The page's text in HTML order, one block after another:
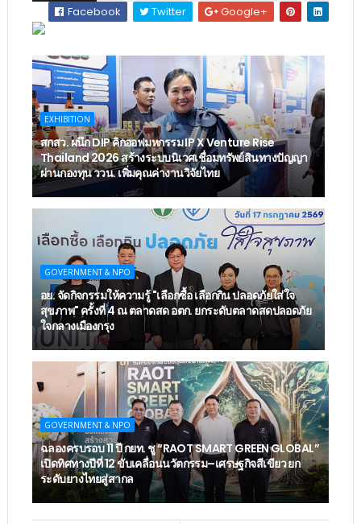
Facebook
Twitter Google+
EXHIBITION
สกสว. ผนึก DIP คิกออฟมหกรรม IP X Venture Rise
Thailand 2026 สร้างระบบนิเวศเชื่อมทรัพย์สินทางปัญญา
ผ่านกองทุน ววน. เพิ่มคุณค่างานวิจัยไทย
GOVERNMENT & NPO
อย. จัดกิจกรรมให้ความรู้ "เลือกซื้อ เลือกกิน ปลอดภัยใส่ใจ
สุขภาพ" ครั้งที่ 4 ณ ตลาดสด อตก. ยกระดับตลาดสดปลอดภัย
ใจกลางเมืองกรุง
GOVERNMENT & NPO
ฉลองครบรอบ 11 ปี กยท. ชู “RAOT SMART GREEN GLOBAL”
เปิดทิศทางปีที่ 12 ขับเคลื่อนนวัตกรรม–เศรษฐกิจสีเขียว ยก
ระดับยางไทยสู่สากล